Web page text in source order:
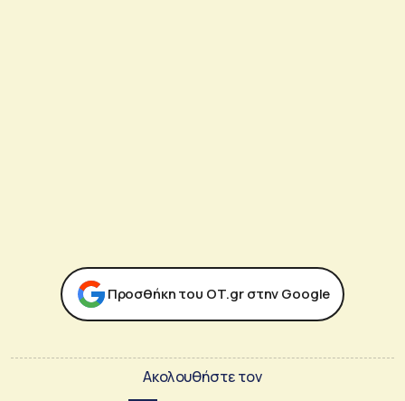
Προσθήκη του ΟΤ.gr στην Google
Ακολουθήστε τον